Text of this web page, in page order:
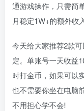
通游戏操作，只需简
月稳定1W+的额外收入
今天给大家推荐2款
定。单账号一天收益
时打金币，如果可以
也不需要你坐在电脑
不用担心学不会!